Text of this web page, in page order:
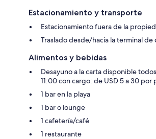
Estacionamiento y transporte
Estacionamiento fuera de la
Traslado desde/hacia la terminal de
Alimentos y bebidas
Desayuno a la carta disponible
11:00 con cargo: de USD 5 a 30 por
1 bar en la playa
1 bar o lounge
1 cafetería/café
1 restaurante